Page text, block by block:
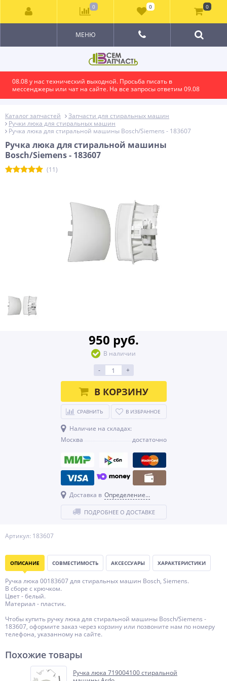
08.08 у нас технический выходной. Просьба писать в
мессенджеры или чат на сайте. На все запросы ответим 09.08
МЕНЮ
Каталог запчастей
Запчасти для стиральных машин
Ручки люка для стиральных машин
Ручка люка для стиральной машины Bosch/Siemens - 183607
Ручка люка для стиральной машины
Bosch/Siemens - 183607
(11)
Артикул: 183607
950 руб.
В наличии
-
+
В КОРЗИНУ
СРАВНИТЬ В ИЗБРАННОЕ
Наличие на складах:
Москва
достаточно
Доставка в Определение...
ПОДРОБНЕЕ О ДОСТАВКЕ
ОПИСАНИЕ СОВМЕСТИМОСТЬ АКСЕССУАРЫ ХАРАКТЕРИСТИКИ
Ручка люка 00183607 для стиральных машин Bosch, Siemens.
В сборе с крючком.
Цвет - белый.
Материал - пластик.
Чтобы купить ручку люка для стиральной машины Bosch/Siemens -
183607, оформите заказ через корзину или позвоните нам по номеру
телефона, указанному на сайте.
Похожие товары
Ручка люка 719004100 стиральной
0 0 0